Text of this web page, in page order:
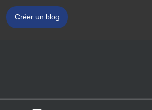
Créer un blog